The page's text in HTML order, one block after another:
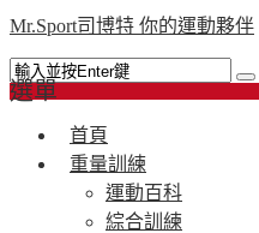
Mr.Sport司博特 你的運動夥伴
選單
首頁
重量訓練
運動百科
綜合訓練